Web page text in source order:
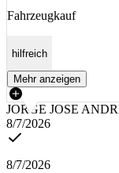
Fahrzeugkauf
hilfreich
Mehr anzeigen
JORGE JOSE
8/7/2026
8/7/2026